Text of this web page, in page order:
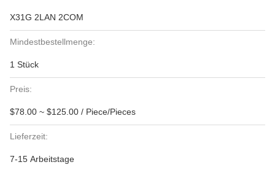
X31G 2LAN 2COM
Mindestbestellmenge:
1 Stück
Preis:
$78.00 ~ $125.00 / Piece/Pieces
Lieferzeit:
7-15 Arbeitstage